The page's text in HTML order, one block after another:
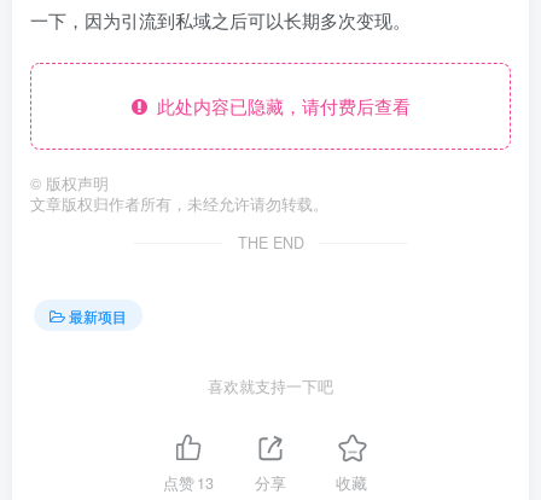
一下，因为引流到私域之后可以长期多次变现。
此处内容已隐藏，请付费后查看
© 版权声明
文章版权归作者所有，未经允许请勿转载。
THE END
最新项目
喜欢就支持一下吧
点赞13 分享 收藏